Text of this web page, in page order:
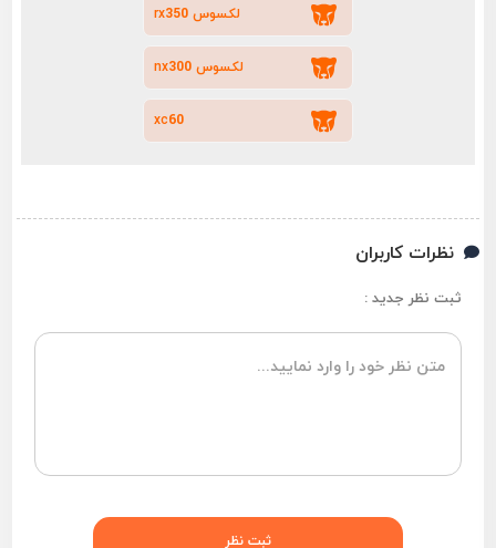
لکسوس rx350
لکسوس nx300
xc60
نظرات کاربران
ثبت نظر جدید :